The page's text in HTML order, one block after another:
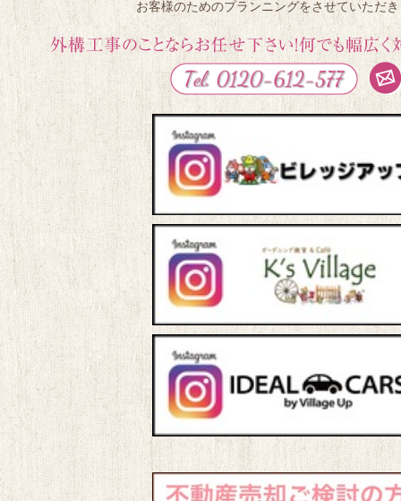
お客様のためのプランニングをさせていただ